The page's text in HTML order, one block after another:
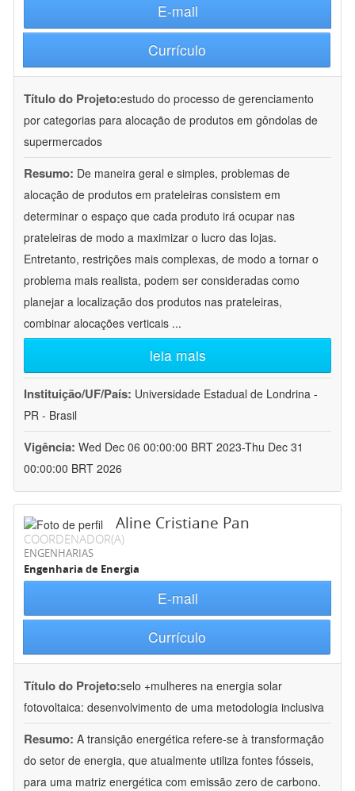
E-mail
Currículo
Título do Projeto:estudo do processo de gerenciamento
por categorias para alocação de produtos em gôndolas de
supermercados
Resumo: De maneira geral e simples, problemas de
alocação de produtos em prateleiras consistem em
determinar o espaço que cada produto irá ocupar nas
prateleiras de modo a maximizar o lucro das lojas.
Entretanto, restrições mais complexas, de modo a tornar o
problema mais realista, podem ser consideradas como
planejar a localização dos produtos nas prateleiras,
combinar alocações verticais ...
leia mais
Instituição/UF/País: Universidade Estadual de Londrina -
PR - Brasil
Vigência: Wed Dec 06 00:00:00 BRT 2023-Thu Dec 31
00:00:00 BRT 2026
Aline Cristiane Pan
COORDENADOR(A)
ENGENHARIAS
Engenharia de Energia
E-mail
Currículo
Título do Projeto:selo +mulheres na energia solar
fotovoltaica: desenvolvimento de uma metodologia inclusiva
Resumo: A transição energética refere-se à transformação
do setor de energia, que atualmente utiliza fontes fósseis,
para uma matriz energética com emissão zero de carbono.